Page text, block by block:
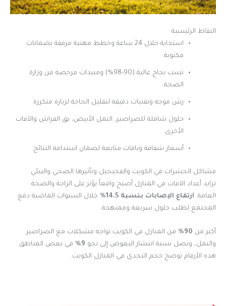
النقاط الرئيسية
استجابة خلال 24 ساعة وخطط مهنية مرفقة بضمانات
مكتوبة.
نسب نجاح عالية (90-98%) ومبيدات مرخصة من وزارة
الصحة.
رش موجه وتقنيات دقيقة لتقليل الحاجة لزيارة متكررة.
حلول شاملة للصراصير، النمل الأبيض، بق الفراش والآفات
الأخرى.
أسعار شفافة وباقات متابعة لضمان استدامة النتائج.
مشاكل الحشرات في الكويت والفحيحيل وتأثيرها الصحي والبيئي
تزايد أعداد الآفات في المنازل أصبح واقعاً يؤثر على الراحة والصحة
العامة. ارتفاع الإصابات بنسبة 14.5%
خلال السنوات الماضية دفع
المجتمع لطلب حلول سريعة وممنهجة.
أكثر من 90%
من المنازل في الكويت تواجه مشكلات مع الصراصير
والنمل، وتصل نسبة انتشار البعوض إلى نحو 9%
في بعض المناطق.
هذه الأرقام توضح حجم التحدي في المنازل الكويت.